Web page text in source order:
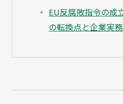
EU反腐敗指令の成
の転換点と企業実